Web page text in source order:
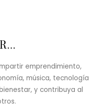
emprendimiento,
música, tecnología
y contribuya al